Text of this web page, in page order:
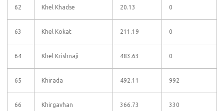
62 Khel Khadse 20.13 0
63 Khel Kokat 211.19 0
64 Khel Krishnaji 483.63 0
65 Khirada 492.11 992
66 Khirgavhan 366.73 330